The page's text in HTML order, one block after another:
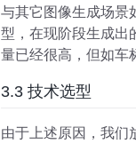
与其它图像生成场景
型，在现阶段生成出
量已经很高，但如车
3.3 技术选型
由于上述原因，我们